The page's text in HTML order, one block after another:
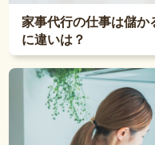
家事代行の仕事は儲か
に違いは？